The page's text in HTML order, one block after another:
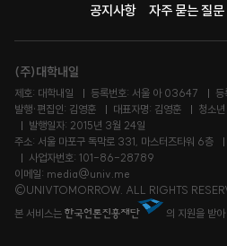
공지사항 자주 묻는 질문
(주)대학내일
제호: 대학내일 등록번호: 서울 아 03647
발행·편집인: 김영훈
대표자명: 김영훈
청소
발행일자: 2015년 3월 24일
주소: 서울 마포구 독막로 331, 마스터즈타워 6층
사업자번호: 101-86-28789
이메일: media@univ.me
©UNIVTOMORROW. ALL RIGHTS
본 서비스는
의 지원을 받